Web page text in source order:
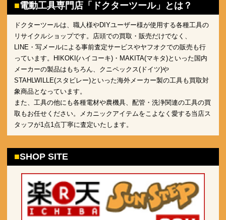
電動工具専門店「ドクターツール」とは？
ドクターツールは、職人様やDIYユーザー様が使用する各種工具の
リサイクルショップです。店頭での買取・販売だけでなく、
LINE・写メールによる事前査定サービスやヤフオクでの販売も行
っています。HIKOKI(ハイコーキ)・MAKITA(マキタ)といった国内
メーカーの製品はもちろん、クニペックス(ドイツ)や
STAHLWILLE(スタビレー)といった海外メーカー製の工具も買取対
象商品となっています。
また、工具の他にも各種電材や農機具、配管・洗浄関連の工具の買
取もお任せください。メカニックアイテムをこよなく愛する当店ス
タッフが1点1点丁寧に査定いたします。
SHOP SITE